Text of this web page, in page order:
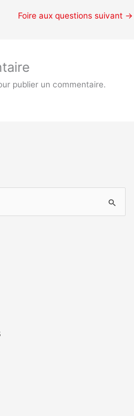
Foire aux questions suivant →
publier un commentaire.